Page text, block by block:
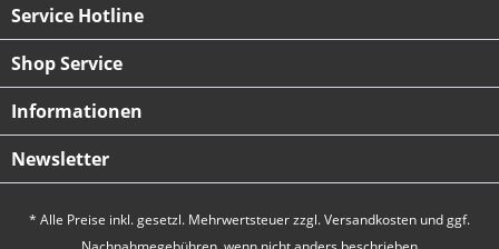
Service Hotline
Shop Service
Informationen
Newsletter
* Alle Preise inkl. gesetzl. Mehrwertsteuer zzgl.Versandkosten und ggf.